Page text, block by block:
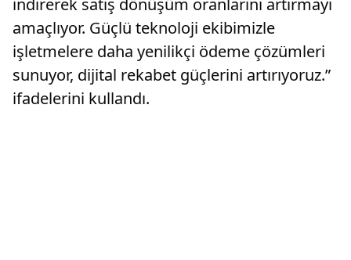
amaçlıyor. Güçlü teknoloji ekibimizle
işletmelere daha yenilikçi ödeme çözümleri
sunuyor, dijital rekabet güçlerini artırıyoruz.”
ifadelerini kullandı.